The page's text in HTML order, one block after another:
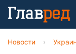
Новости ›